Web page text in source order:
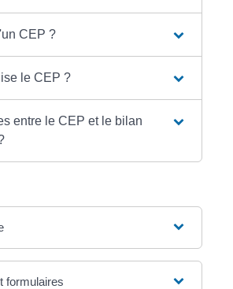
CEP ?
le CEP ?
entre le CEP et le bilan
formulaires